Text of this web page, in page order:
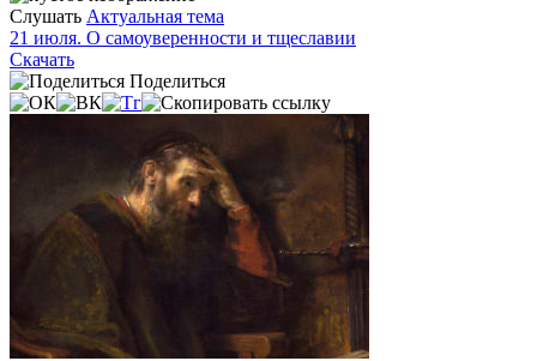
Слушать Актуальная тема
21 июля. О самоуверенности и тщеславии
Скачать
Поделиться